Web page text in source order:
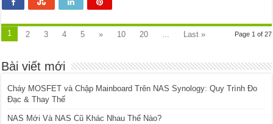
Page 1 of 27
1 2 3 4 5 » 10 20 ... Last »
Bài viết mới
Cháy MOSFET và Chập Mainboard Trên NAS Synology: Quy Trình Đo
Đạc & Thay Thế
NAS Mới Và NAS Cũ Khác Nhau Thế Nào?